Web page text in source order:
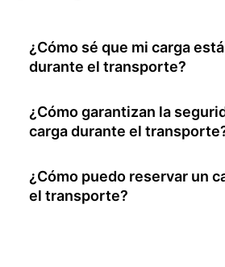
¿Cómo sé que mi carga
durante el transporte?
¿Cómo garantizan la
carga durante el
¿Cómo puedo reservar un
el transporte?